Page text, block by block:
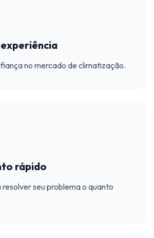
experiência
no mercado de climatização.
rápido
seu problema o quanto